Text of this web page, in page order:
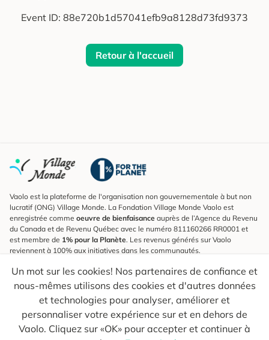
Event ID: 88e720b1d57041efb9a8128d73fd9373
Retour à l'accueil
Un mot sur les cookies! Nos partenaires de confiance et
nous-mêmes utilisons des cookies et d'autres données
et technologies pour analyser, améliorer et
personnaliser votre expérience sur et en dehors de
Vaolo. Cliquez sur «OK» pour accepter et continuer à
Vaolo est la plateforme de l'organisation non gouvernementale à but non
lucratif (ONG) Village Monde. La Fondation Village Monde Vaolo est
enregistrée comme oeuvre de bienfaisance auprès de l’Agence du Revenu
du Canada et de Revenu Québec avec le numéro 811160266 RR0001 et
est membre de 1% pour la Planète. Les revenus générés sur Vaolo
reviennent à 100% aux initiatives dans les communautés.
S'inscrire à l'infolettre
Pour connaître les nouveautés, suivre nos explorateurs et recevoir des
astuces pour des voyages plus conscients.
Ton courriel Envoyer